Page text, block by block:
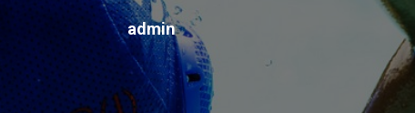
admin